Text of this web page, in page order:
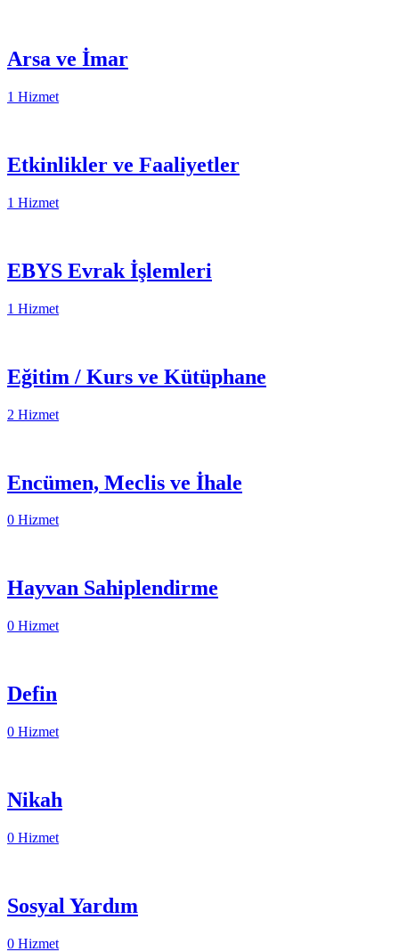
Arsa ve İmar
1 Hizmet
Etkinlikler ve Faaliyetler
1 Hizmet
EBYS Evrak İşlemleri
1 Hizmet
Eğitim / Kurs ve Kütüphane
2 Hizmet
Encümen, Meclis ve İhale
0 Hizmet
Hayvan Sahiplendirme
0 Hizmet
Defin
0 Hizmet
Nikah
0 Hizmet
Sosyal Yardım
0 Hizmet